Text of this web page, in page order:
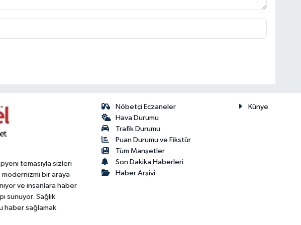
temasıyla sizleri
bir araya
ve insanlara haber
sunuyor. Sağlık
haber sağlamak
Nöbetçi Eczaneler
Hava Durumu
Trafik Durumu
Puan Durumu ve Fikstür
Tüm Manşetler
Son Dakika Haberleri
Haber Arşivi
Künye